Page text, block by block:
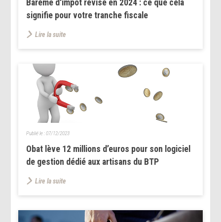
Barème d'impôt révisé en 2024 : ce que cela
signifie pour votre tranche fiscale
Lire la suite
Obat lève 12 millions d’euros pour son logiciel
de gestion dédié aux artisans du BTP
Publié le :07/12/2023
Lire la suite